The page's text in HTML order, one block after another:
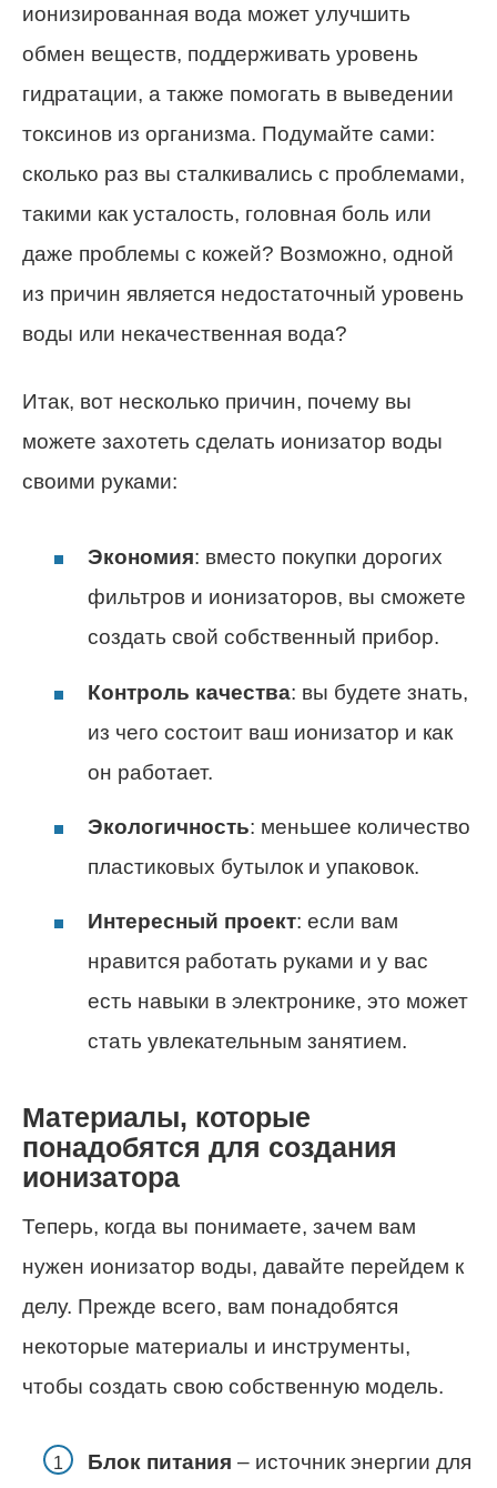
ионизированная вода может улучшить
обмен веществ, поддерживать уровень
гидратации, а также помогать в выведении
токсинов из организма. Подумайте сами:
сколько раз вы сталкивались с проблемами,
такими как усталость, головная боль или
даже проблемы с кожей? Возможно, одной
из причин является недостаточный уровень
воды или некачественная вода?
Итак, вот несколько причин, почему вы
можете захотеть сделать ионизатор воды
своими руками:
Экономия: вместо покупки дорогих
фильтров и ионизаторов, вы сможете
создать свой собственный прибор.
Контроль качества: вы будете знать,
из чего состоит ваш ионизатор и как
он работает.
Экологичность: меньшее количество
пластиковых бутылок и упаковок.
Интересный проект: если вам
нравится работать руками и у вас
есть навыки в электронике, это может
стать увлекательным занятием.
Материалы, которые
понадобятся для создания
ионизатора
Теперь, когда вы понимаете, зачем вам
нужен ионизатор воды, давайте перейдем к
делу. Прежде всего, вам понадобятся
некоторые материалы и инструменты,
чтобы создать свою собственную модель.
Блок питания – источник энергии для